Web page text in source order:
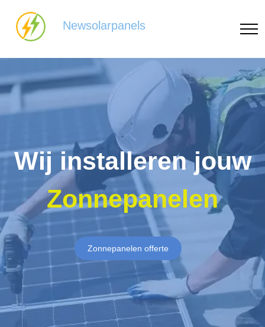
Newsolarpanels
Wij installeren jouw
Zonnepanelen
Zonnepanelen offerte